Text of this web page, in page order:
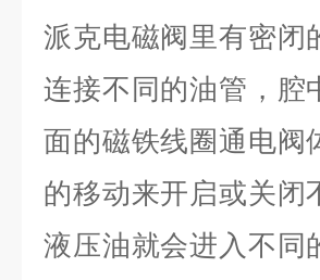
派克电磁阀里有密闭
连接不同的油管，腔
面的磁铁线圈通电阀
的移动来开启或关闭
液压油就会进入不同